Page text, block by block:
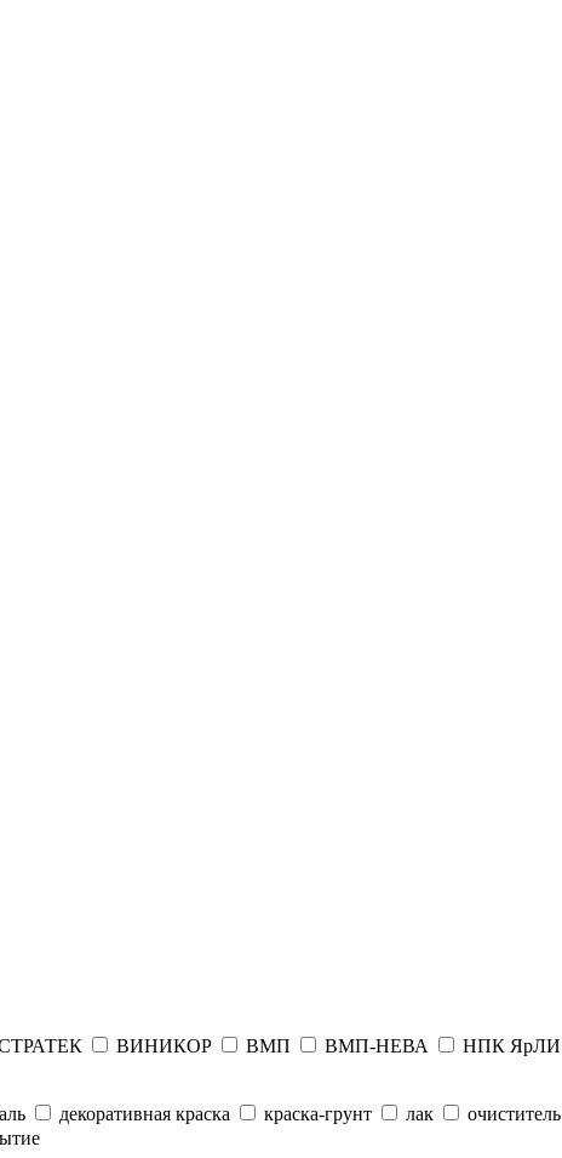
ВИНИКОР ВМП ВМП-НЕВА НПК ЯрЛИ
декоративная краска краска-грунт лак очиститель